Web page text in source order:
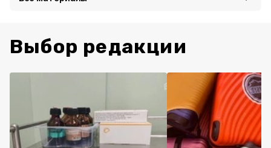
Выбор редакции